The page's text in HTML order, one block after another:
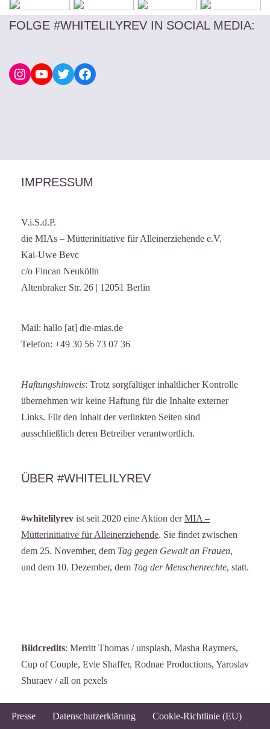
FOLGE #WHITELILYREV IN SOCIAL MEDIA:
IMPRESSUM
V.i.S.d.P.
die MIAs – Mütterinitiative für Alleinerziehende e.V.
Kai-Uwe Bevc
c/o Fincan Neukölln
Altenbraker Str. 26 | 12051 Berlin
Mail: hallo [at] die-mias.de
Telefon: +49 30 56 73 07 36
Haftungshinweis: Trotz sorgfältiger inhaltlicher Kontrolle
übernehmen wir keine Haftung für die Inhalte externer
Links. Für den Inhalt der verlinkten Seiten sind
ausschließlich deren Betreiber verantwortlich.
ÜBER #WHITELILYREV
#whitelilyrev ist seit 2020 eine Aktion derMIA –
Mütterinitiative für Alleinerziehende. Sie findet zwischen
dem 25. November, dem Tag gegen Gewalt an Frauen,
und dem 10. Dezember, dem Tag der Menschenrechte, statt.
Bildcredits: Merritt Thomas / unsplash, Masha Raymers,
Cup of Couple, Evie Shaffer, Rodnae Productions, Yaroslav
Shuraev / all on pexels
Presse Datenschutzerklärung Cookie-Richtlinie (EU)